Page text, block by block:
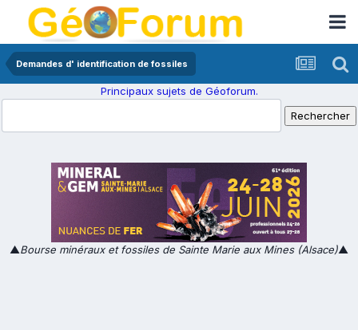
Demandes d' identification de fossiles
Principaux sujets de Géoforum.
▲Bourse minéraux et fossiles de Sainte Marie aux Mines (Alsace)▲